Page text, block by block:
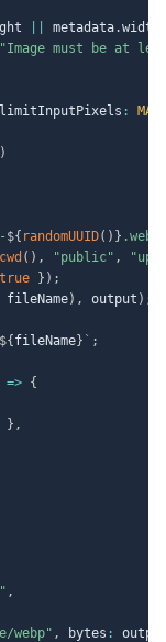
metadata.
"Image must be at
limitInputPixels :
)
- ${ randomUUID( ) } .webp
cwd ( ) , "public" ,
true } ) ;
fileName) , output ) ;
${ fileName} ` ;
=> {
} ,
,
webp" , bytes :